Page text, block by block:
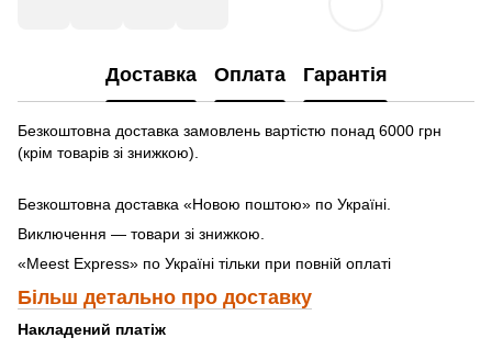
Доставка Оплата Гарантія
Безкоштовна доставка замовлень вартістю понад 6000 грн
(крім товарів зі знижкою).
Безкоштовна доставка «Новою поштою» по Україні.
Виключення — товари зі знижкою.
«Meest Express» по Україні тільки при повній оплаті
Більш детально про доставку
Накладений платіж